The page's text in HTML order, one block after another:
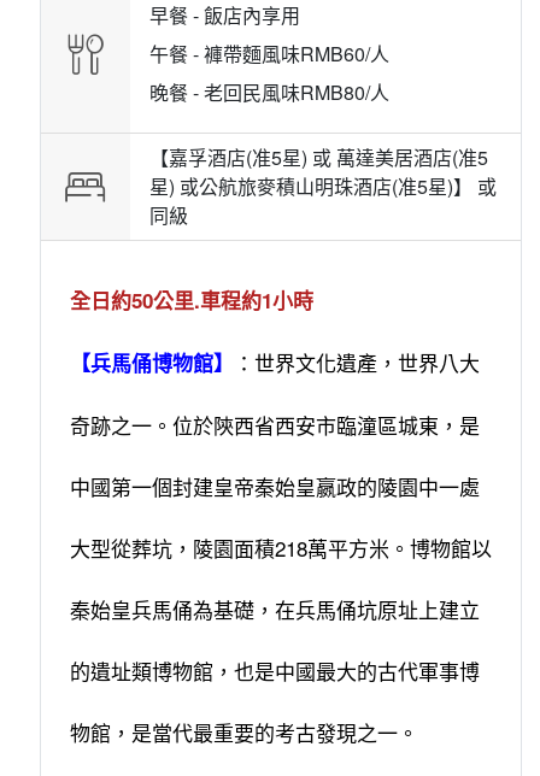
早餐 -飯店內享用
午餐 -褲帶麵風味RMB60/人
晚餐 -老回民風味RMB80/人
【嘉孚酒店(准5星) 或 萬達美居酒店(准5
星) 或公航旅麥積山明珠酒店(准5星)】 或
同級
全日約50公里.車程約1小時
【兵馬俑博物館】 ：世界文化遺產，世界八大
奇跡之一。位於陝西省西安市臨潼區城東，是
中國第一個封建皇帝秦始皇嬴政的陵園中一處
大型從葬坑，陵園面積218萬平方米。博物館以
秦始皇兵馬俑為基礎，在兵馬俑坑原址上建立
的遺址類博物館，也是中國最大的古代軍事博
物館，是當代最重要的考古發現之一。